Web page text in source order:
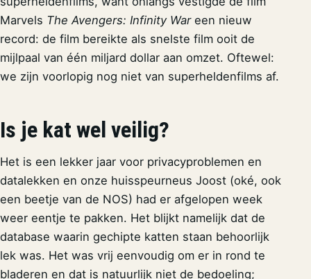
Marvels The Avengers: Infinity Wareen nieuw
record: de film bereikte als snelste film ooit de
mijlpaal van één miljard dollar aan omzet. Oftewel:
we zijn voorlopig nog niet van superheldenfilms af.
Is je kat wel veilig?
Het is een lekker jaar voor privacyproblemen en
datalekken en onze huisspeurneus Joost (oké, ook
een beetje van de NOS) had er afgelopen week
weer eentje te pakken. Het blijkt namelijk dat de
database waarin gechipte katten staan behoorlijk
lek was. Het was vrij eenvoudig om er in rond te
bladeren en dat is natuurlijk niet de bedoeling;